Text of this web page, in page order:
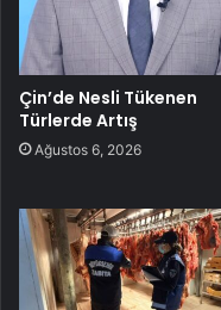
Çin’de Nesli Tükenen
Türlerde Artış
Ağustos 6, 2026